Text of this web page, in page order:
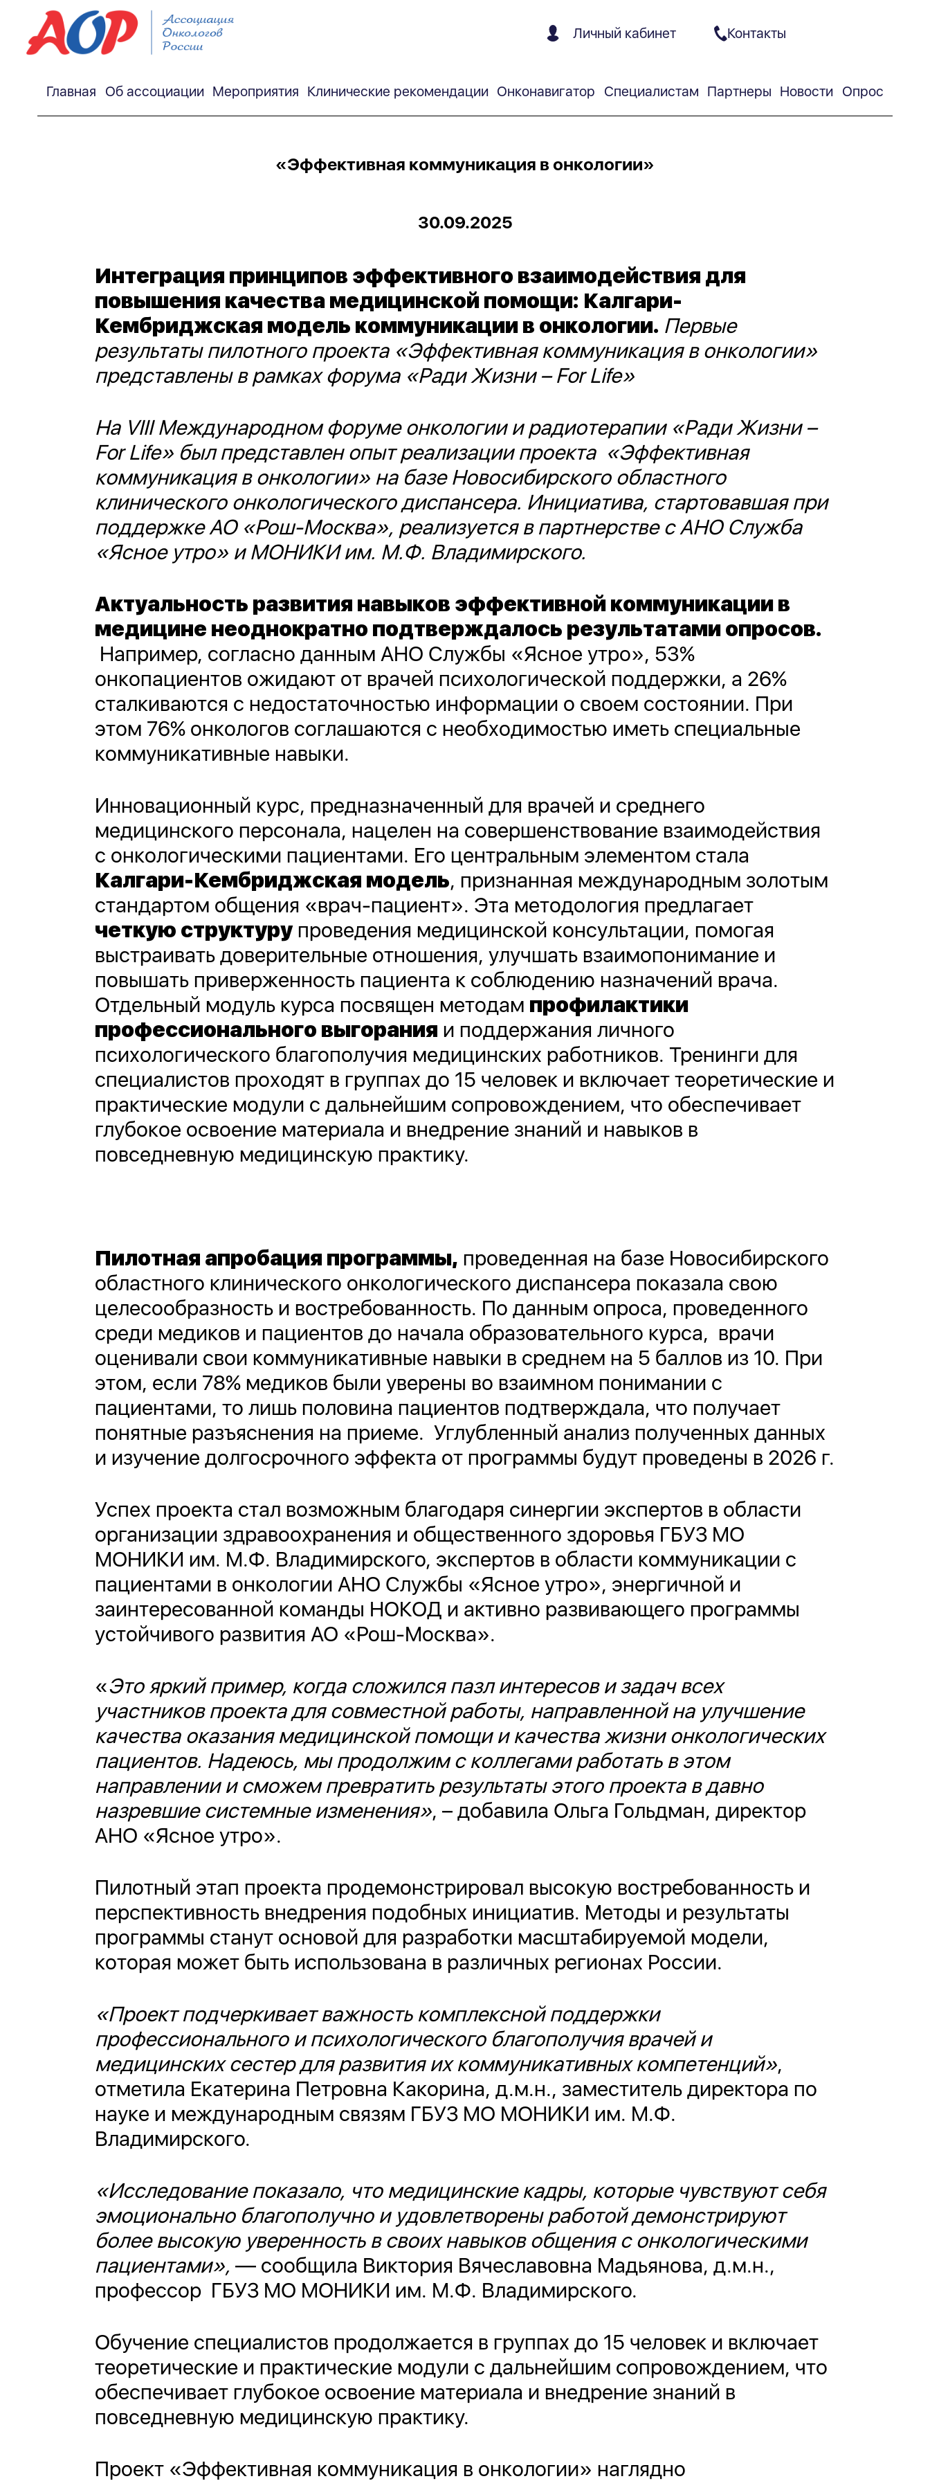
Личный кабинет Контакты
Главная Об ассоциации Мероприятия Клинические рекомендации Онконавигатор Специалистам Партнеры Новости Опрос
«Эффективная коммуникация в онкологии»
30.09.2025
Интеграция принципов эффективного взаимодействия для
повышения качества медицинской помощи: Калгари-
Кембриджская модель коммуникации в онкологии. Первые
результаты пилотного проекта «Эффективная коммуникация в онкологии»
представлены в рамках форума «Ради Жизни – For Life»
На VIII Международном форуме онкологии и радиотерапии «Ради Жизни –
For Life» был представлен опыт реализации проекта «Эффективная
коммуникация в онкологии» на базе Новосибирского областного
клинического онкологического диспансера. Инициатива, стартовавшая при
поддержке АО «Рош-Москва», реализуется в партнерстве с АНО Служба
«Ясное утро» и МОНИКИ им. М.Ф. Владимирского.
Актуальность развития навыков эффективной коммуникации в
медицине неоднократно подтверждалось результатами опросов.
Например, согласно данным АНО Службы «Ясное утро», 53%
онкопациентов ожидают от врачей психологической поддержки, а 26%
сталкиваются с недостаточностью информации о своем состоянии. При
этом 76% онкологов соглашаются с необходимостью иметь специальные
коммуникативные навыки.
Инновационный курс, предназначенный для врачей и среднего
медицинского персонала, нацелен на совершенствование взаимодействия
с онкологическими пациентами. Его центральным элементом стала
Калгари-Кембриджская модель, признанная международным золотым
стандартом общения «врач-пациент». Эта методология предлагает
четкую структурупроведения медицинской консультации, помогая
выстраивать доверительные отношения, улучшать взаимопонимание и
повышать приверженность пациента к соблюдению назначений врача.
Отдельный модуль курса посвящен методам профилактики
профессионального выгорания и поддержания личного
психологического благополучия медицинских работников. Тренинги для
специалистов проходят в группах до 15 человек и включает теоретические и
практические модули с дальнейшим сопровождением, что обеспечивает
глубокое освоение материала и внедрение знаний и навыков в
повседневную медицинскую практику.
Пилотная апробация программы, проведенная на базе Новосибирского
областного клинического онкологического диспансера показала свою
целесообразность и востребованность. По данным опроса, проведенного
среди медиков и пациентов до начала образовательного курса, врачи
оценивали свои коммуникативные навыки в среднем на 5 баллов из 10. При
этом, если 78% медиков были уверены во взаимном понимании с
пациентами, то лишь половина пациентов подтверждала, что получает
понятные разъяснения на приеме. Углубленный анализ полученных данных
и изучение долгосрочного эффекта от программы будут проведены в 2026 г.
Успех проекта стал возможным благодаря синергии экспертов в области
организации здравоохранения и общественного здоровья ГБУЗ МО
МОНИКИ им. М.Ф. Владимирского, экспертов в области коммуникации с
пациентами в онкологии АНО Службы «Ясное утро», энергичной и
заинтересованной команды НОКОД и активно развивающего программы
устойчивого развития АО «Рош-Москва».
«Это яркий пример, когда сложился пазл интересов и задач всех
участников проекта для совместной работы, направленной на улучшение
качества оказания медицинской помощи и качества жизни онкологических
пациентов. Надеюсь, мы продолжим с коллегами работать в этом
направлении и сможем превратить результаты этого проекта в давно
назревшие системные изменения», – добавила Ольга Гольдман, директор
АНО «Ясное утро».
Пилотный этап проекта продемонстрировал высокую востребованность и
перспективность внедрения подобных инициатив. Методы и результаты
программы станут основой для разработки масштабируемой модели,
которая может быть использована в различных регионах России.
«Проект подчеркивает важность комплексной поддержки
профессионального и психологического благополучия врачей и
медицинских сестер для развития их коммуникативных компетенций»,
отметила Екатерина Петровна Какорина, д.м.н., заместитель директора по
науке и международным связям ГБУЗ МО МОНИКИ им. М.Ф.
Владимирского.
«Исследование показало, что медицинские кадры, которые чувствуют себя
эмоционально благополучно и удовлетворены работой демонстрируют
более высокую уверенность в своих навыков общения с онкологическими
пациентами», — сообщила Виктория Вячеславовна Мадьянова, д.м.н.,
профессор ГБУЗ МО МОНИКИ им. М.Ф. Владимирского.
Обучение специалистов продолжается в группах до 15 человек и включает
теоретические и практические модули с дальнейшим сопровождением, что
обеспечивает глубокое освоение материала и внедрение знаний в
повседневную медицинскую практику.
Проект «Эффективная коммуникация в онкологии» наглядно